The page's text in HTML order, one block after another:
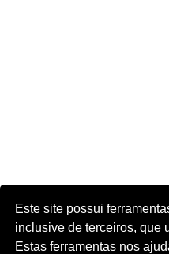
Este site possui
inclusive de terceiros, que
Estas ferramentas nos